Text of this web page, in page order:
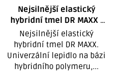
Nejsilnější elastický
hybridní tmel DR MAXX -
290 ml
Nejsilnější elastický
hybridní tmel DR MAXX.
Univerzální lepidlo na bázi
hybridního polymeru,...